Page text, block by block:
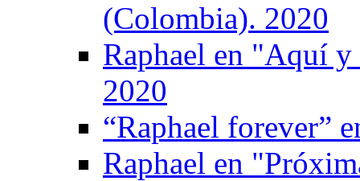
(Colombia). 2020
Raphael en "Aquí
2020
“Raphael forever”
Raphael en